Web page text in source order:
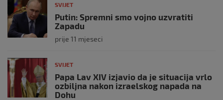
SVIJET
Putin: Spremni smo vojno uzvratiti
Zapadu
prije 11 mjeseci
SVIJET
Papa Lav XIV izjavio da je situacija vrlo
ozbiljna nakon izraelskog napada na
Dohu